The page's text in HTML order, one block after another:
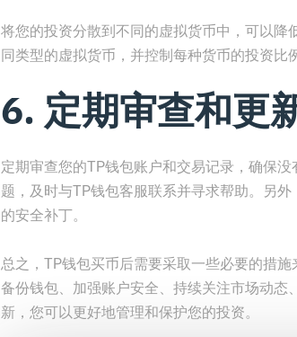
将您的投资分散到不同的虚拟货币中，可以
同类型的虚拟货币，并控制每种货币的投资比
6. 定期审查和更
定期审查您的TP钱包账户和交易记录，确保
题，及时与TP钱包客服联系并寻求帮助。另
的安全补丁。
总之，TP钱包买币后需要采取一些必要的措
备份钱包、加强账户安全、持续关注市场动
新，您可以更好地管理和保护您的投资。